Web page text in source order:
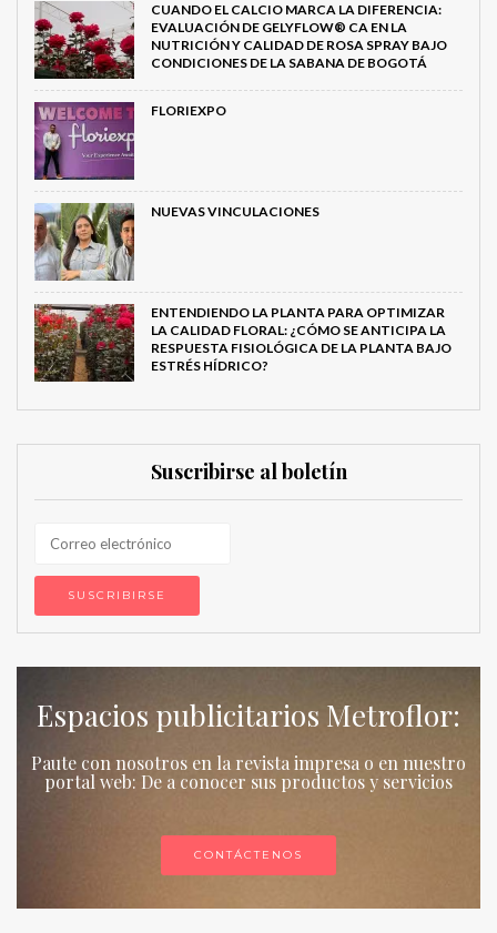
CUANDO EL CALCIO MARCA LA DIFERENCIA:
EVALUACIÓN DE GELYFLOW® CA EN LA
NUTRICIÓN Y CALIDAD DE ROSA SPRAY BAJO
CONDICIONES DE LA SABANA DE BOGOTÁ
FLORIEXPO
NUEVAS VINCULACIONES
ENTENDIENDO LA PLANTA PARA OPTIMIZAR
LA CALIDAD FLORAL: ¿CÓMO SE ANTICIPA LA
RESPUESTA FISIOLÓGICA DE LA PLANTA BAJO
ESTRÉS HÍDRICO?
Suscribirse al boletín
Espacios publicitarios Metroflor:
Paute con nosotros en la revista impresa o en nuestro
portal web: De a conocer sus productos y servicios
CONTÁCTENOS